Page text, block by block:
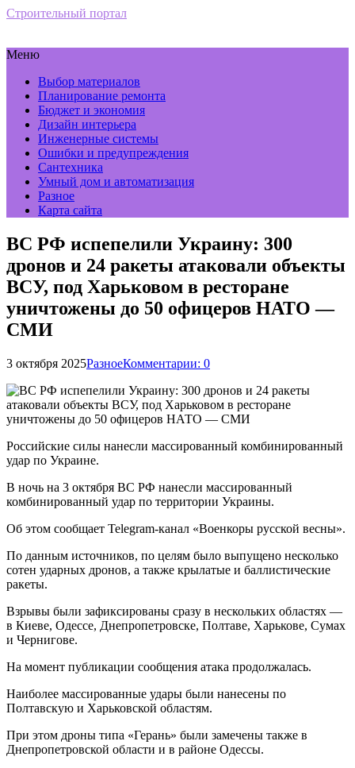
Строительный портал
Меню
Выбор материалов
Планирование ремонта
Бюджет и экономия
Дизайн интерьера
Инженерные системы
Ошибки и предупреждения
Сантехника
Умный дом и автоматизация
Разное
Карта сайта
ВС РФ испепелили Украину: 300
дронов и 24 ракеты атаковали объекты
ВСУ, под Харьковом в ресторане
уничтожены до 50 офицеров НАТО —
СМИ
3 октября 2025РазноеКомментарии: 0
Российские силы нанесли массированный комбинированный
удар по Украине.
В ночь на 3 октября ВС РФ нанесли массированный
комбинированный удар по территории Украины.
Об этом сообщает Telegram-канал «Военкоры русской весны».
По данным источников, по целям было выпущено несколько
сотен ударных дронов, а также крылатые и баллистические
ракеты.
Взрывы были зафиксированы сразу в нескольких областях —
в Киеве, Одессе, Днепропетровске, Полтаве, Харькове, Сумах
и Чернигове.
На момент публикации сообщения атака продолжалась.
Наиболее массированные удары были нанесены по
Полтавскую и Харьковской областям.
При этом дроны типа «Герань» были замечены также в
Днепропетровской области и в районе Одессы.